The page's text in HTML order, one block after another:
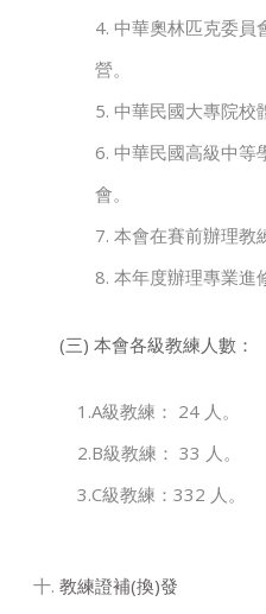
4. 中華奧林匹克委員
營。
5. 中華民國大專院校
6. 中華民國高級中等
會。
7. 本會在賽前辦理教
8. 本年度辦理專業進
(三) 本會各級教練人數：
1.A級教練： 24 人。
2.B級教練： 33 人。
3.C級教練：332 人。
教練證補(換)發